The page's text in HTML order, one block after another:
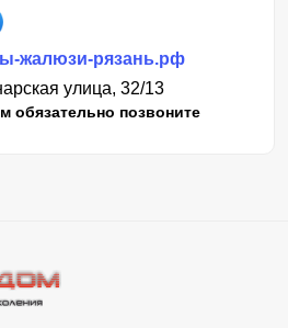
жалюзи-рязань.рф
улица, 32/13
обязательно позвоните